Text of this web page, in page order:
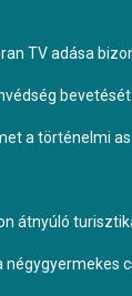
TV adása
a történelmi
átnyúló